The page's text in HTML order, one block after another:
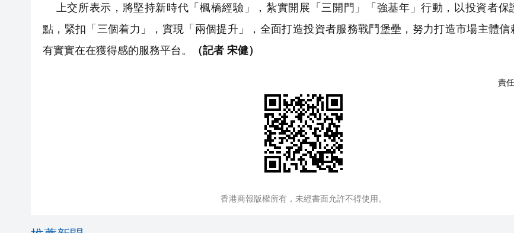
上交所表示，將堅持新時代「楓橋經驗」，紮實開展「三開門」「強基年」行動，以投資者保
點，緊扣「三個着力」，實現「兩個提升」，全面打造投資者服務戰鬥堡壘，努力打造市場主體信
有實實在在獲得感的服務平台。
（記者 宋健）
責
香港商報版權所有，未經書面允許不得使用。